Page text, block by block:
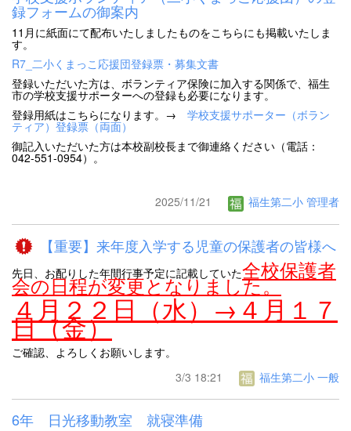
録フォームの御案内
11月に紙面にて配布いたしましたものをこちらにも掲載いたしま
す。
R7_二小くまっこ応援団登録票・募集文書
登録いただいた方は、ボランティア保険に加入する関係で、福生
市の学校支援サポーターへの登録も必要になります。
登録用紙はこちらになります。→ 学校支援サポーター（ボラン
ティア）登録票（両面）
御記入いただいた方は本校副校長まで御連絡ください（電話：
042-551-0954）。
2025/11/21 福生第二小 管理者
【重要】来年度入学する児童の保護者の皆様へ
先日、お配りした年間行事予定に記載していた全校保護者
会の日程が変更となりました。
４月２２日（水）→４月１７
日（金）
ご確認、よろしくお願いします。
3/3 18:21
福生第二小 一般
6年 日光移動教室 就寝準備